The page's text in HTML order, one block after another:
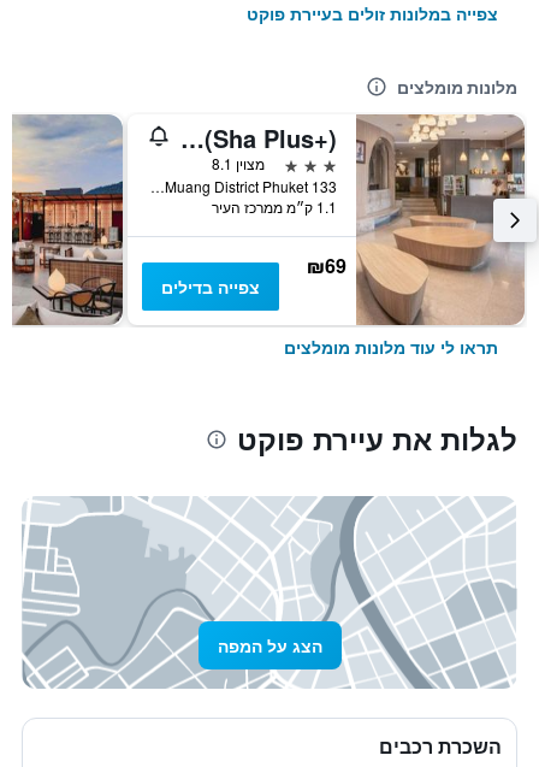
צפייה במלונות זולים בעיירת פוקט
מלונות מומלצים
I Pavilion Hotel (Sha Plus+)
3 כוכבים
מצוין 8.1
133 Satoon Road Muang District Phuket, עיירת פוקט, תאילנד
1.1 ק״מ ממרכז העיר
₪69
צפייה בדילים
תראו לי עוד מלונות מומלצים
לגלות את עיירת פוקט
הצג על המפה
השכרת רכבים